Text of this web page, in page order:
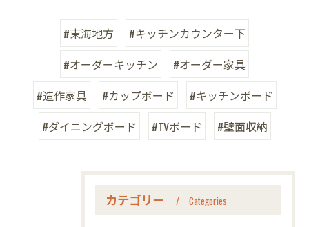
#東海地方
#キッチンカウンター下
#オーダーキッチン
#オーダー家具
#造作家具
#カップボード
#キッチンボード
#ダイニングボード
#TVボード #壁面収納
カテゴリー Categories